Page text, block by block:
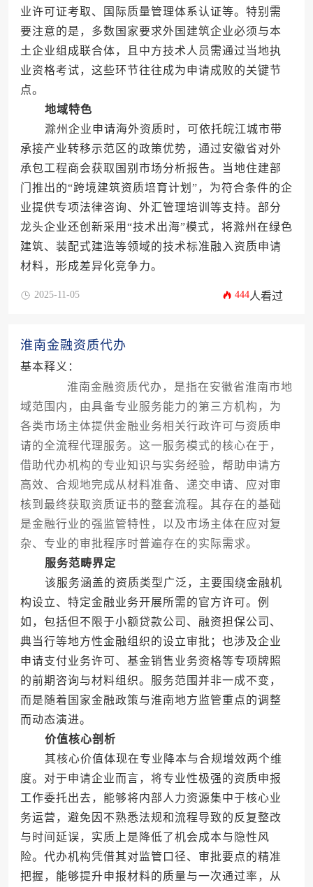
业许可证考取、国际质量管理体系认证等。特别需
要注意的是，多数国家要求外国建筑企业必须与本
土企业组成联合体，且中方技术人员需通过当地执
业资格考试，这些环节往往成为申请成败的关键节
点。
地域特色
滁州企业申请海外资质时，可依托皖江城市带
承接产业转移示范区的政策优势，通过安徽省对外
承包工程商会获取国别市场分析报告。当地住建部
门推出的“跨境建筑资质培育计划”，为符合条件的企
业提供专项法律咨询、外汇管理培训等支持。部分
龙头企业还创新采用“技术出海”模式，将滁州在绿色
建筑、装配式建造等领域的技术标准融入资质申请
材料，形成差异化竞争力。
2025-11-05 444人看过
淮南金融资质代办
基本释义：
淮南金融资质代办，是指在安徽省淮南市地
域范围内，由具备专业服务能力的第三方机构，为
各类市场主体提供金融业务相关行政许可与资质申
请的全流程代理服务。这一服务模式的核心在于，
借助代办机构的专业知识与实务经验，帮助申请方
高效、合规地完成从材料准备、递交申请、应对审
核到最终获取资质证书的整套流程。其存在的基础
是金融行业的强监管特性，以及市场主体在应对复
杂、专业的审批程序时普遍存在的实际需求。
服务范畴界定
该服务涵盖的资质类型广泛，主要围绕金融机
构设立、特定金融业务开展所需的官方许可。例
如，包括但不限于小额贷款公司、融资担保公司、
典当行等地方性金融组织的设立审批；也涉及企业
申请支付业务许可、基金销售业务资格等专项牌照
的前期咨询与材料组织。服务范围并非一成不变，
而是随着国家金融政策与淮南地方监管重点的调整
而动态演进。
价值核心剖析
其核心价值体现在专业降本与合规增效两个维
度。对于申请企业而言，将专业性极强的资质申报
工作委托出去，能够将内部人力资源集中于核心业
务运营，避免因不熟悉法规和流程导致的反复整改
与时间延误，实质上是降低了机会成本与隐性风
险。代办机构凭借其对监管口径、审批要点的精准
把握，能够提升申报材料的质量与一次通过率，从